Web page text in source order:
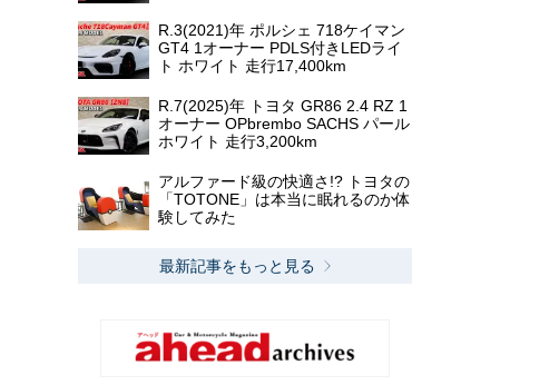
R.3(2021)年 ポルシェ 718ケイマン
GT4 1オーナー PDLS付きLEDライ
ト ホワイト 走行17,400km
R.7(2025)年 トヨタ GR86 2.4 RZ 1
オーナー OPbrembo SACHS パール
ホワイト 走行3,200km
アルファード級の快適さ!? トヨタの
「TOTONE」は本当に眠れるのか体
験してみた
最新記事をもっと見る